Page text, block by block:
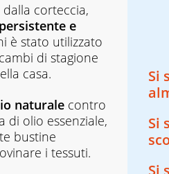
corteccia,
e
è stato utilizzato
di stagione
casa.
naturale contro
di olio essenziale,
bustine
i tessuti.
Si
Si
Si